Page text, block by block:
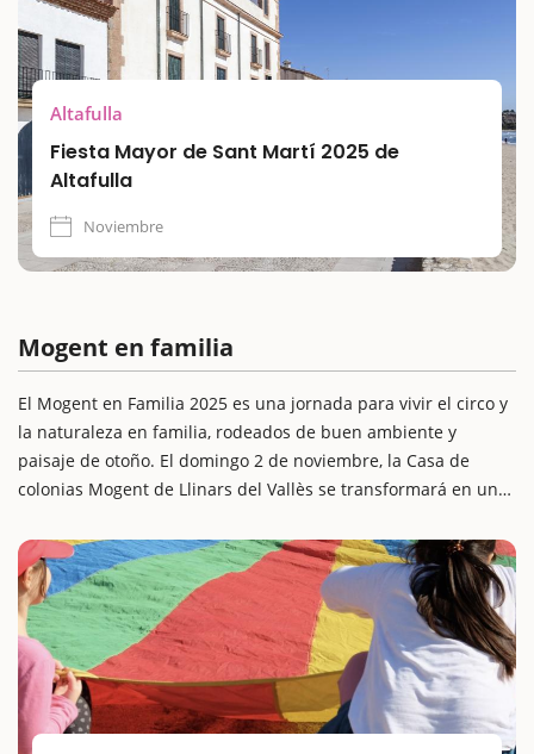
Altafulla a través de sus plazas, pasacalles y gastronomía
local.
Altafulla
Fiesta Mayor de Sant Martí 2025 de
Altafulla
Noviembre
Mogent en familia
El Mogent en Familia 2025 es una jornada para vivir el circo y
la naturaleza en familia, rodeados de buen ambiente y
paisaje de otoño. El domingo 2 de noviembre, la Casa de
colonias Mogent de Llinars del Vallès se transformará en un
para comer juntos.
Con un espectáculo de circo contemporáneo de alto nivel y
actividades pensadas para todos los públicos, ésta es una
propuesta ideal para una escapada con niños y disfrutar de
un día al aire libre con cultura, naturaleza y buen humor.